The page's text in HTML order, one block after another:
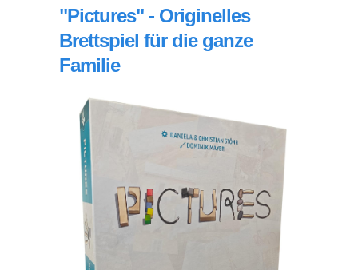
"Pictures" - Originelles
Brettspiel für die ganze
Familie